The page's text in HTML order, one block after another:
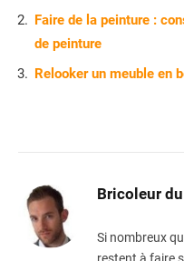
Faire de la peinture :
de peinture
Relooker un meuble en
Bricoleur
Si nombreux
restent à faire